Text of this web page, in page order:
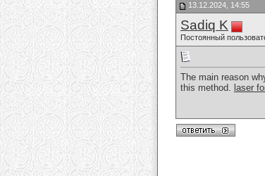
13.12.2024, 14:55
Sadiq K
Постоянный
The main reason
this method. laser